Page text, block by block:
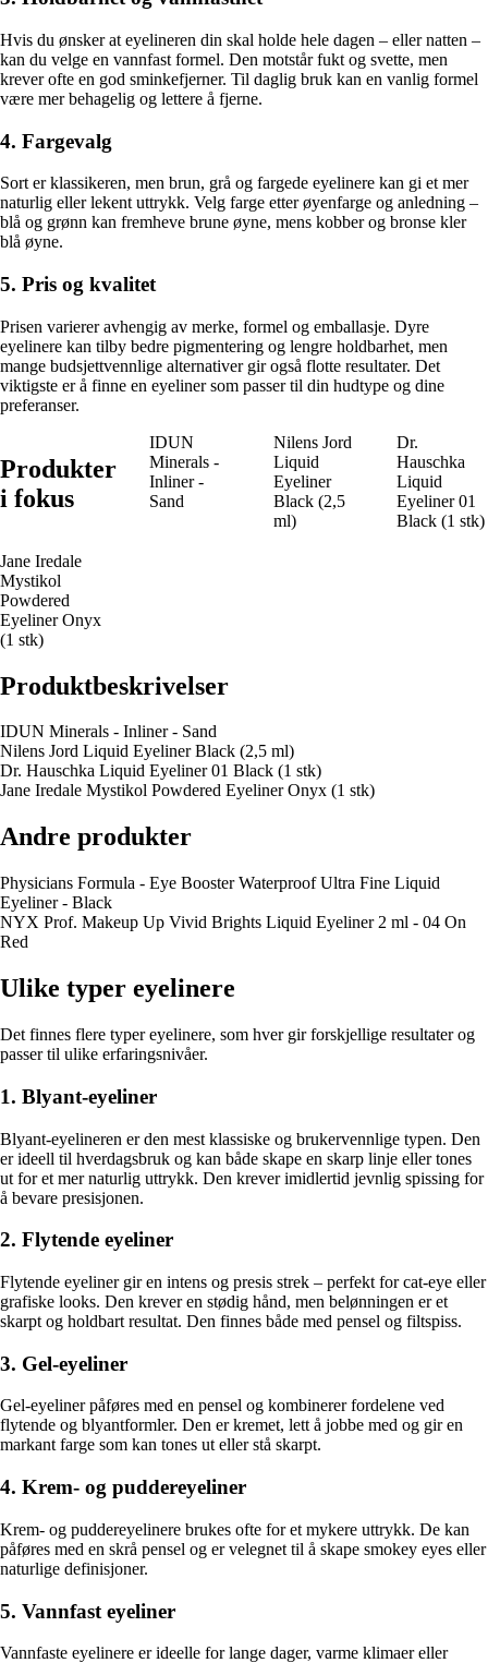
Hvis du ønsker at eyelineren din skal holde hele dagen – eller natten –
kan du velge en vannfast formel. Den motstår fukt og svette, men
krever ofte en god sminkefjerner. Til daglig bruk kan en vanlig formel
være mer behagelig og lettere å fjerne.
4. Fargevalg
Sort er klassikeren, men brun, grå og fargede eyelinere kan gi et mer
naturlig eller lekent uttrykk. Velg farge etter øyenfarge og anledning –
blå og grønn kan fremheve brune øyne, mens kobber og bronse kler
blå øyne.
5. Pris og kvalitet
Prisen varierer avhengig av merke, formel og emballasje. Dyre
eyelinere kan tilby bedre pigmentering og lengre holdbarhet, men
mange budsjettvennlige alternativer gir også flotte resultater. Det
viktigste er å finne en eyeliner som passer til din hudtype og dine
preferanser.
Produkter
i fokus
IDUN
Minerals -
Inliner -
Sand
Nilens Jord
Liquid
Eyeliner
Black (2,5
ml)
Dr.
Hauschka
Liquid
Eyeliner 01
Black (1 stk)
Jane Iredale
Mystikol
Powdered
Eyeliner Onyx
(1 stk)
Produktbeskrivelser
IDUN Minerals - Inliner - Sand
Nilens Jord Liquid Eyeliner Black (2,5 ml)
Dr. Hauschka Liquid Eyeliner 01 Black (1 stk)
Jane Iredale Mystikol Powdered Eyeliner Onyx (1 stk)
Andre produkter
Physicians Formula - Eye Booster Waterproof Ultra Fine Liquid
Eyeliner - Black
NYX Prof. Makeup Up Vivid Brights Liquid Eyeliner 2 ml - 04 On
Red
Ulike typer eyelinere
Det finnes flere typer eyelinere, som hver gir forskjellige resultater og
passer til ulike erfaringsnivåer.
1. Blyant-eyeliner
Blyant-eyelineren er den mest klassiske og brukervennlige typen. Den
er ideell til hverdagsbruk og kan både skape en skarp linje eller tones
ut for et mer naturlig uttrykk. Den krever imidlertid jevnlig spissing for
å bevare presisjonen.
2. Flytende eyeliner
Flytende eyeliner gir en intens og presis strek – perfekt for cat-eye eller
grafiske looks. Den krever en stødig hånd, men belønningen er et
skarpt og holdbart resultat. Den finnes både med pensel og filtspiss.
3. Gel-eyeliner
Gel-eyeliner påføres med en pensel og kombinerer fordelene ved
flytende og blyantformler. Den er kremet, lett å jobbe med og gir en
markant farge som kan tones ut eller stå skarpt.
4. Krem- og puddereyeliner
Krem- og puddereyelinere brukes ofte for et mykere uttrykk. De kan
påføres med en skrå pensel og er velegnet til å skape smokey eyes eller
naturlige definisjoner.
5. Vannfast eyeliner
Vannfaste eyelinere er ideelle for lange dager, varme klimaer eller